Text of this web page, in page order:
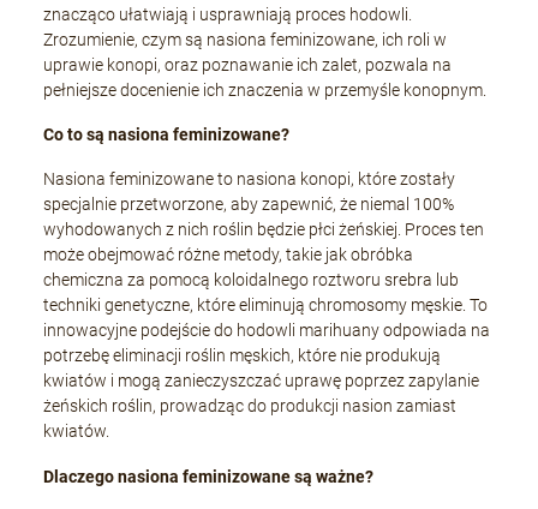
znacząco ułatwiają i usprawniają proces hodowli.
Zrozumienie, czym są nasiona feminizowane, ich roli w
uprawie konopi, oraz poznawanie ich zalet, pozwala na
pełniejsze docenienie ich znaczenia w przemyśle konopnym.
Co to są nasiona feminizowane?
Nasiona feminizowane to nasiona konopi, które zostały
specjalnie przetworzone, aby zapewnić, że niemal 100%
wyhodowanych z nich roślin będzie płci żeńskiej. Proces ten
może obejmować różne metody, takie jak obróbka
chemiczna za pomocą koloidalnego roztworu srebra lub
techniki genetyczne, które eliminują chromosomy męskie. To
innowacyjne podejście do hodowli marihuany odpowiada na
potrzebę eliminacji roślin męskich, które nie produkują
kwiatów i mogą zanieczyszczać uprawę poprzez zapylanie
żeńskich roślin, prowadząc do produkcji nasion zamiast
kwiatów.
Dlaczego nasiona feminizowane są ważne?